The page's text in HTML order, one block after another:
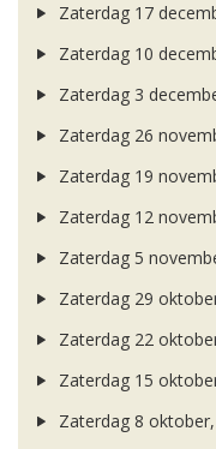
Zaterdag 17
Zaterdag 10
Zaterdag 3
Zaterdag 26
Zaterdag 19
Zaterdag 12
Zaterdag 5
Zaterdag 29
Zaterdag 22
Zaterdag 15
Zaterdag 8